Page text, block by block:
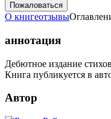
Пожаловаться
О книгеотзывы
аннотация
Дебютное издание
Книга публикуется в
Автор